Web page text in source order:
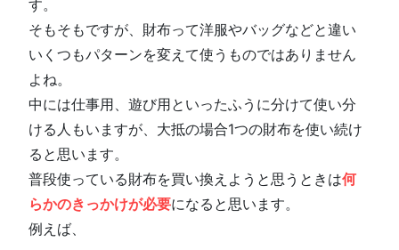
す。
そもそもですが、財布って洋服やバッグなどと違い
いくつもパターンを変えて使うものではありません
よね。
中には仕事用、遊び用といったふうに分けて使い分
ける人もいますが、大抵の場合1つの財布を使い続け
ると思います。
普段使っている財布を買い換えようと思うときは何
らかのきっかけが必要になると思います。
例えば、